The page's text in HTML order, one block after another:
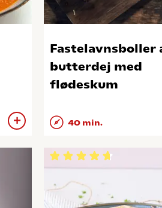
Fastelavnsboller
butterdej med
flødeskum
40 min.